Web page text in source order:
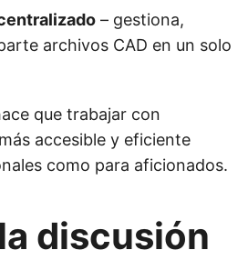
– gestiona,
archivos CAD en un solo
que trabajar con
accesible y eficiente
como para aficionados.
discusión